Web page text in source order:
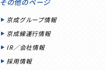
その他のページ
京成グループ情報
京成線運行情報
IR／会社情報
採用情報